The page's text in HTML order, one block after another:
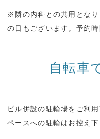
※隣の内科との共用とな
の日もございます。予約
自転車
ビル併設の駐輪場をご利
ペースへの駐輪はお控え下